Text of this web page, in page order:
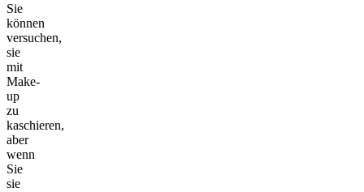
Sie
können
versuchen,
sie
mit
Make-
up
zu
kaschieren,
aber
wenn
Sie
sie